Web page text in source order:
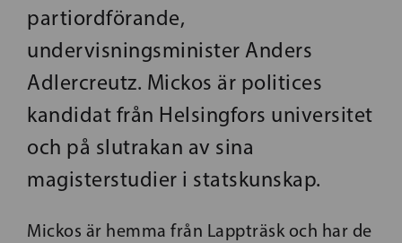
partiordförande,
undervisningsminister Anders
Adlercreutz. Mickos är politices
kandidat från Helsingfors universitet
och på slutrakan av sina
magisterstudier i statskunskap.
Mickos är hemma från Lappträsk och har de